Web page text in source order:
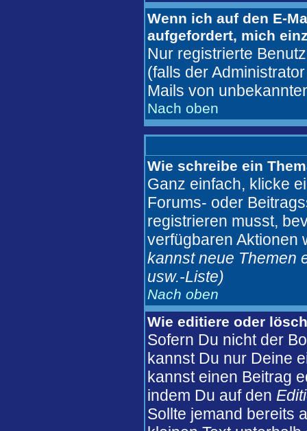
Wenn ich auf den E-
aufgefordert, mich
Nur registrierte
(falls der
Mails von
Nach oben
Wie schreibe ein
Ganz einfach, klicke
Forums- oder
registrieren musst,
verfügbaren Aktionen
kannst neue Themen
usw.-Liste)
Nach oben
Wie editiere oder
Sofern Du nicht der
kannst Du nur Deine
kannst einen Beitrag
indem Du auf den
Sollte jemand bereits